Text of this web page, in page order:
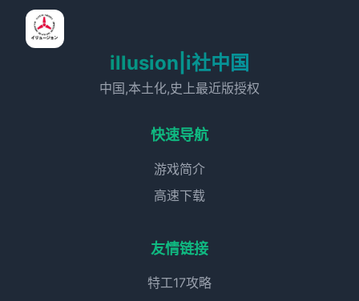
illusion|i社中国
中国,本土化,史上最近版授权
快速导航
游戏简介
高速下载
友情链接
特工17攻略